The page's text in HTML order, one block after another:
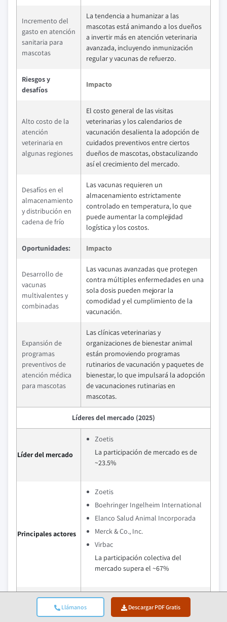
Llámanos Descargar PDF Gratis
Incremento del
gasto en atención
sanitaria para
mascotas
La tendencia a humanizar a las
mascotas está animando a los dueños
a invertir más en atención veterinaria
avanzada, incluyendo inmunización
regular y vacunas de refuerzo.
Riesgos y
desafíos
Impacto
Alto costo de la
atención
veterinaria en
algunas regiones
El costo general de las visitas
veterinarias y los calendarios de
vacunación desalienta la adopción de
cuidados preventivos entre ciertos
dueños de mascotas, obstaculizando
así el crecimiento del mercado.
Desafíos en el
almacenamiento
y distribución en
cadena de frío
Las vacunas requieren un
almacenamiento estrictamente
controlado en temperatura, lo que
puede aumentar la complejidad
logística y los costos.
Oportunidades: Impacto
Desarrollo de
vacunas
multivalentes y
combinadas
Las vacunas avanzadas que protegen
contra múltiples enfermedades en una
sola dosis pueden mejorar la
comodidad y el cumplimiento de la
vacunación.
Expansión de
programas
preventivos de
atención médica
para mascotas
Las clínicas veterinarias y
organizaciones de bienestar animal
están promoviendo programas
rutinarios de vacunación y paquetes de
bienestar, lo que impulsará la adopción
de vacunaciones rutinarias en
mascotas.
Líderes del mercado (2025)
Líder del mercado
Zoetis
La participación de mercado es de
~23.5%
Principales actores
Zoetis
Boehringer Ingelheim International
Elanco Salud Animal Incorporada
Merck & Co., Inc.
Virbac
La participación colectiva del
mercado supera el ~67%
Zoetis mantiene una fuerte ventaja
competitiva gracias a su extenso
portafolio de vacunas para animales